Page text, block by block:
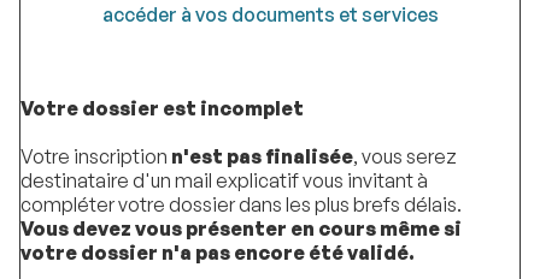
accéder à vos documents et services
Votre dossier est incomplet
Votre inscription n'est pas finalisée, vous serez
destinataire d'un mail explicatif vous invitant à
compléter votre dossier dans les plus brefs délais.
Vous devez vous présenter en cours même si
votre dossier n'a pas encore été validé.